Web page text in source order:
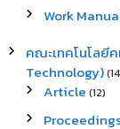
Work
คณะเทคโนโลยี
Technology)
Article (12)